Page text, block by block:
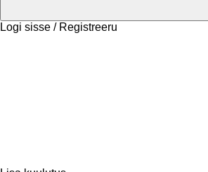
Logi sisse / Registreeru